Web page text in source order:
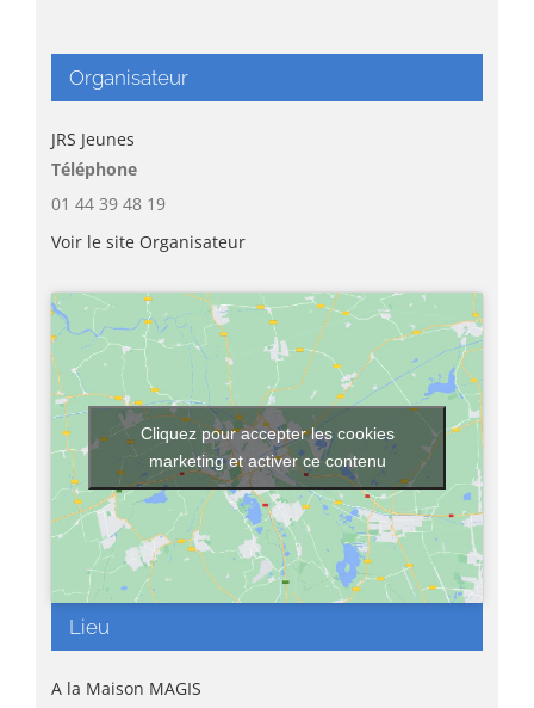
Organisateur
JRS Jeunes
Téléphone
01 44 39 48 19
Voir le site Organisateur
Lieu
A la Maison MAGIS
Cliquez pour accepter les cookies
marketing et activer ce contenu